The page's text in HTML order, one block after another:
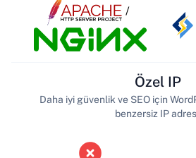
/
Özel IP
Daha iyi güvenlik ve SEO için
benzersiz IP